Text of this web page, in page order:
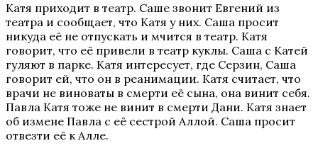
Катя приходит в театр. Саше звонит Евгений из
театра и сообщает, что Катя у них. Саша просит
никуда её не отпускать и мчится в театр. Катя
говорит, что её привели в театр куклы. Саша с Катей
гуляют в парке. Катя интересует, где Серзин, Саша
говорит ей, что он в реанимации. Катя считает, что
врачи не виноваты в смерти её сына, она винит себя.
Павла Катя тоже не винит в смерти Дани. Катя знает
об измене Павла с её сестрой Аллой. Саша просит
отвезти её к Алле.